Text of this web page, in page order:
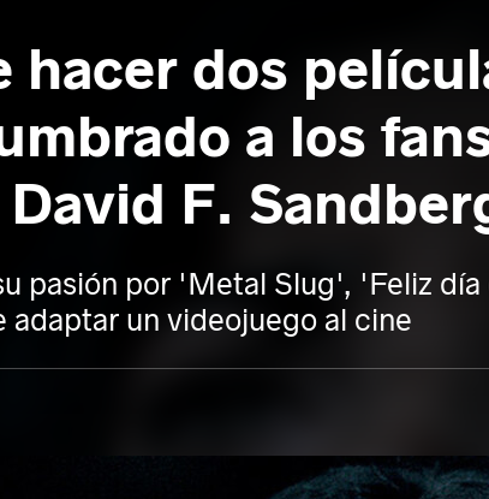
hacer dos
a los
F.
pasión por 'Metal Slug', 'Feliz día
un videojuego al cine